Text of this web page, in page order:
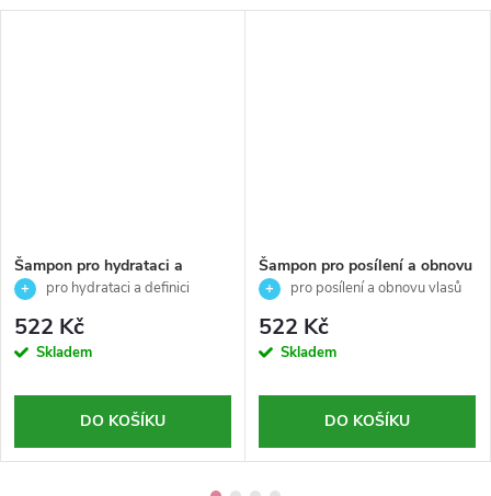
Šampon pro hydrataci a
definici vlnitých a kudrnatých
American crew - 250ml
pro hydrataci a definici
522 Kč
Skladem
DO KOŠÍKU
Šampon pro posílení a obnovu
vlasů - PRE - Styling -
pro posílení a obnovu vlasů
522 Kč
Skladem
DO KOŠÍKU